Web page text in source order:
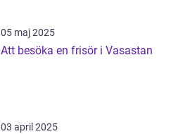
05 maj 2025
Att besöka en frisör i Vasastan
03 april 2025